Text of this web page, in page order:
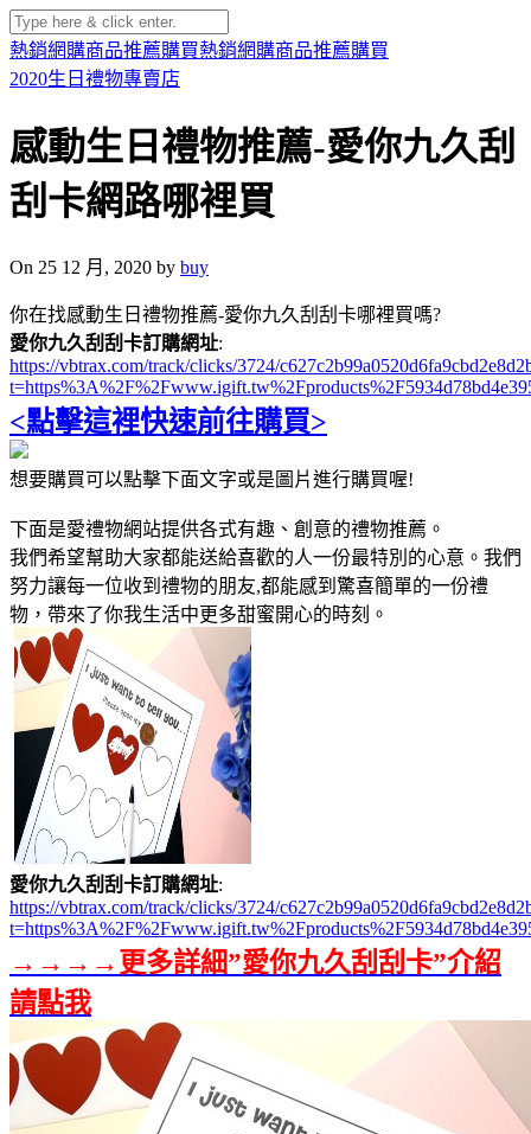
熱銷網購商品推薦購買熱銷網購商品推薦購買
2020生日禮物專賣店
感動生日禮物推薦-愛你九久刮
刮卡網路哪裡買
On 25 12 月, 2020 by buy
你在找感動生日禮物推薦-愛你九久刮刮卡哪裡買嗎?
愛你九久刮刮卡訂購網址:
https://vbtrax.com/track/clicks/3724/
<點擊這裡快速前往購買>
想要購買可以點擊下面文字或是圖片進行購買喔!
下面是愛禮物網站提供各式有趣、創意的禮物推薦。
我們希望幫助大家都能送給喜歡的人一份最特別的心意。我們
努力讓每一位收到禮物的朋友,都能感到驚喜簡單的一份禮
物，帶來了你我生活中更多甜蜜開心的時刻。
愛你九久刮刮卡訂購網址:
https://vbtrax.com/track/clicks/3724/
→→→→更多詳細”愛你九久刮刮卡”介紹
請點我